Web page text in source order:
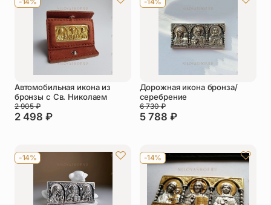
Упаковка
Чётки
Шнурки на
Другое
Автомобильная икона из
бронзы с Св. Николаем
2 498 ₽
2 905₽
Дорожная икона бронза/
серебрение
5 788 ₽
6 730₽
-14% -14%